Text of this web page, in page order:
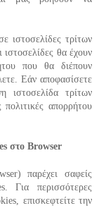
ιστοσελίδες τρίτων
ιστοσελίδες θα έχουν
που θα διέπουν
Εάν αποφασίσετε
ιστοσελίδα τρίτων
απορρήτου
στο Browser
παρέχει σαφείς
Για περισσότερες
επισκεφτείτε την